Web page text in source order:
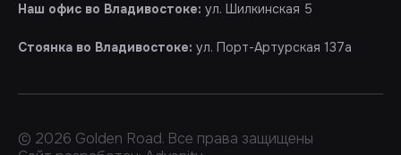
Наш офис во Владивостоке: ул. Шилкинская 5
Стоянка во Владивостоке: ул. Порт-Артурская 137а
© 2026 Golden Road. Все права защищены